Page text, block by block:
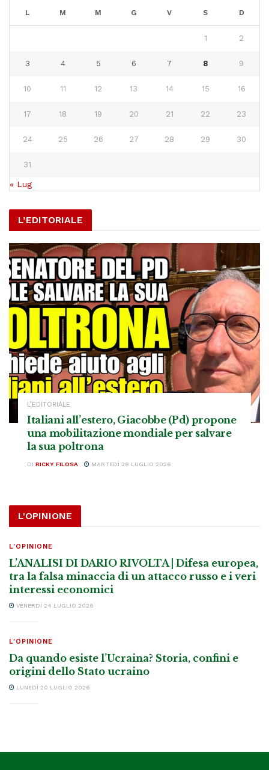
L M M G V S D
1 2
3 4 5 6 7 8 9
10 11 12 13 14 15 16
17 18 19 20 21 22 23
24 25 26 27 28 29 30
31
« Lug
L’EDITORIALE
L’EDITORIALE
Italiani all’estero, Giacobbe (Pd) propone
una mobilitazione mondiale per salvare
la sua poltrona
DI RICKY FILOSA MARTEDÌ 28 LUGLIO 2026
L'OPINIONE
L'OPINIONE
L’ANALISI DI DARIO RIVOLTA | Difesa europea,
tra la falsa minaccia di un attacco russo e i veri
interessi economici
VENERDÌ 24 LUGLIO 2026
L'OPINIONE
Da quando esiste l’Ucraina? Storia, confini e
origini dello Stato ucraino
LUNEDÌ 20 LUGLIO 2026